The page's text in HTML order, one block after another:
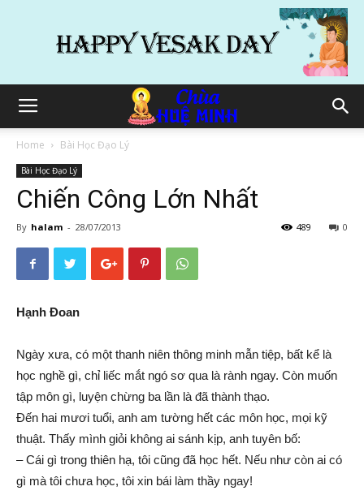
Home Bài Học Đạo Lý
Bài Học Đạo Lý
Chiến Công Lớn Nhất
By halam - 28/07/2013 0
489
Hạnh Đoan
Ngày xưa, có một thanh niên thông minh mẫn tiệp, bất kể là
học nghề gì, chỉ liếc mắt ngó sơ qua là rành ngay. Còn muốn
tập môn gì, luyện chừng ba lần là đã thành thạo.
Đến hai mươi tuổi, anh am tường hết các môn học, mọi kỹ
thuật. Thấy mình giỏi không ai sánh kịp, anh tuyên bố:
– Cái gì trong thiên hạ, tôi cũng đã học hết. Nếu như còn ai có
gì mà tôi chưa học, tôi xin bái làm thầy ngay!